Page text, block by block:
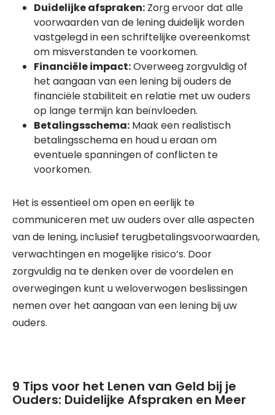
Duidelijke afspraken: Zorg ervoor dat alle
voorwaarden van de lening duidelijk worden
vastgelegd in een schriftelijke overeenkomst
om misverstanden te voorkomen.
Financiële impact:Overweeg zorgvuldig of
het aangaan van een lening bij ouders de
financiële stabiliteit en relatie met uw ouders
op lange termijn kan beïnvloeden.
Betalingsschema: Maak een realistisch
betalingsschema en houd u eraan om
eventuele spanningen of conflicten te
voorkomen.
Het is essentieel om open en eerlijk te
communiceren met uw ouders over alle aspecten
van de lening, inclusief terugbetalingsvoorwaarden,
verwachtingen en mogelijke risico’s. Door
zorgvuldig na te denken over de voordelen en
overwegingen kunt u weloverwogen beslissingen
nemen over het aangaan van een lening bij uw
ouders.
9 Tips voor het Lenen van Geld bij je
Ouders: Duidelijke Afspraken en Meer